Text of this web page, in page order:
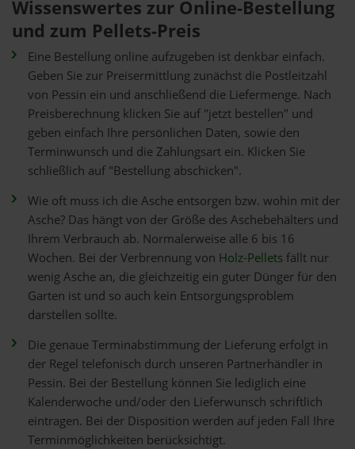
Wissenswertes zur Online-Bestellung
und zum Pellets-Preis
Eine Bestellung online aufzugeben ist denkbar einfach.
Geben Sie zur Preisermittlung zunächst die Postleitzahl
von Pessin ein und anschließend die Liefermenge. Nach
Preisberechnung klicken Sie auf "jetzt bestellen" und
geben einfach Ihre persönlichen Daten, sowie den
Terminwunsch und die Zahlungsart ein. Klicken Sie
schließlich auf "Bestellung abschicken".
Wie oft muss ich die Asche entsorgen bzw. wohin mit der
Asche? Das hängt von der Größe des Aschebehälters und
Ihrem Verbrauch ab. Normalerweise alle 6 bis 16
Wochen. Bei der Verbrennung von Holz-Pelletsfällt nur
wenig Asche an, die gleichzeitig ein guter Dünger für den
Garten ist und so auch kein Entsorgungsproblem
darstellen sollte.
Die genaue Terminabstimmung der Lieferung erfolgt in
der Regel telefonisch durch unseren Partnerhändler in
Pessin. Bei der Bestellung können Sie lediglich eine
Kalenderwoche und/oder den Lieferwunsch schriftlich
eintragen. Bei der Disposition werden auf jeden Fall Ihre
Terminmöglichkeiten berücksichtigt.